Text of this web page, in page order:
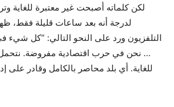
لكن كلماته أصبحت غير معتبرة للغاية
لدرجة أنه بعد ساعات قليلة فقط،
التلفزيون ورد على النحو التالي: “كل شيء
… نحن في حرب اقتصادية مفروضة. نتحمل